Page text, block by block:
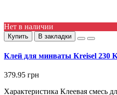
Нет в наличии
Купить В закладки
Клей для минваты Кreisel 230
379.95 грн
Характеристика Клеевая смесь